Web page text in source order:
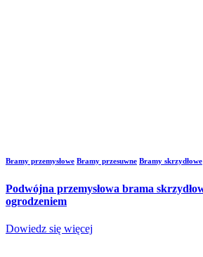
Bramy przemysłowe Bramy przesuwne Bramy skrzydłowe
Podwójna przemysłowa brama
ogrodzeniem
Dowiedz się więcej